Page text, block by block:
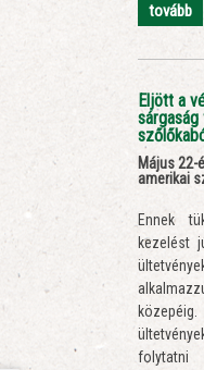
tovább
Eljött a
Május 22-
amerikai
Ennek
kezelést